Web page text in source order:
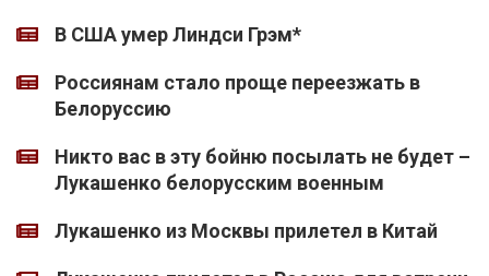
В США умер Линдси Грэм*
Россиянам стало проще переезжать в
Белоруссию
Никто вас в эту бойню посылать не будет –
Лукашенко белорусским военным
Лукашенко из Москвы прилетел в Китай